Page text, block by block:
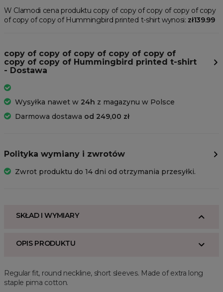
W Clamodi cena produktu copy of copy of copy of copy of copy
of copy of copy of Hummingbird printed t-shirt wynosi: zł139.99
copy of copy of copy of copy of copy of
copy of copy of Hummingbird printed t-shirt
- Dostawa
Wysyłka nawet w 24h z magazynu w Polsce
Darmowa dostawa od 249,00 zł
Polityka wymiany i zwrotów
Zwrot produktu do 14 dni od otrzymania przesyłki.
SKŁAD I WYMIARY
OPIS PRODUKTU
Regular fit, round neckline, short sleeves. Made of extra long
staple pima cotton.